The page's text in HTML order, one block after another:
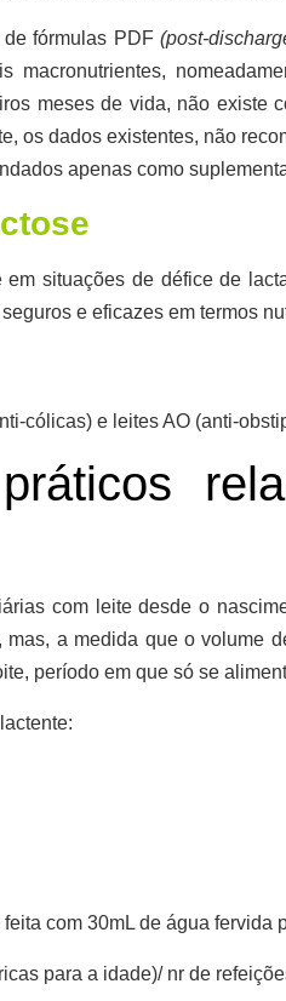
fórmulas PDF (post-
macronutrientes,
meses de vida, não existe
os dados existentes, não
apenas como
em situações de défice de
e eficazes em termos
cólicas) e leites AO (anti-
com leite desde o
a medida que o volume
período em que só se
com 30mL de água fervida
para a idade)/ nr de